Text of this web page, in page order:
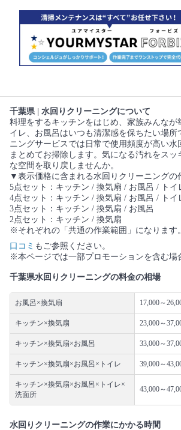
千葉県 | 水回りクリーニングについて
料理をするキッチンをはじめ、家族みんなが
イレ、お風呂はいつも清潔感を保ちたい場所
ニングサービスでは日常で使用頻度が高い水
まとめてお掃除します。気になる汚れをス
な空間を取り戻しませんか。
▼表示価格に含まれる水回りクリーニングの
5点セット：キッチン / 換気扇 / お風呂 / トイ
4点セット：キッチン / 換気扇 / お風呂 / トイ
3点セット：キッチン / 換気扇 / お風呂
2点セット：キッチン / 換気扇
※それぞれの「共通の作業範囲」になります。
口コミ もご参照ください。
※本ページでは一部プロモーションを含む場
千葉県水回りクリーニングの料金の相場
お風呂×換気扇 17,000～
キッチン×換気扇 23,000～
キッチン×換気扇×お風呂 33,000～
キッチン×換気扇×お風呂×トイレ 39,000～
キッチン×換気扇×お風呂×トイレ×
洗面所
43,000～
水回りクリーニングの作業にかかる時間